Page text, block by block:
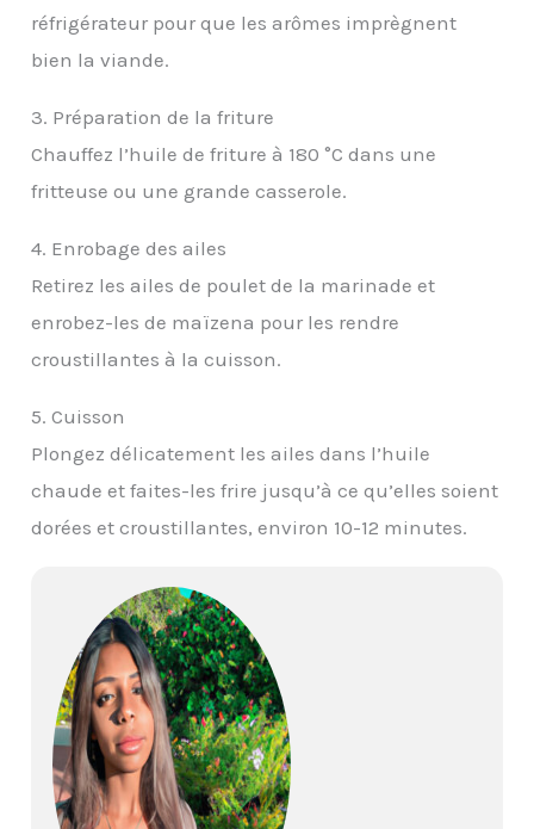
réfrigérateur pour que les arômes imprègnent
bien la viande.
3. Préparation de la friture
Chauffez l’huile de friture à 180 °C dans une
fritteuse ou une grande casserole.
4. Enrobage des ailes
Retirez les ailes de poulet de la marinade et
enrobez-les de maïzena pour les rendre
croustillantes à la cuisson.
5. Cuisson
Plongez délicatement les ailes dans l’huile
chaude et faites-les frire jusqu’à ce qu’elles soient
dorées et croustillantes, environ 10-12 minutes.